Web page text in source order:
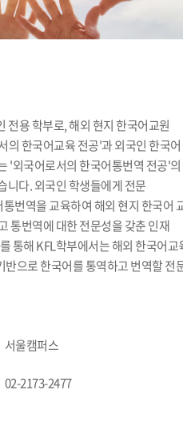
전용 학부로, 해외 현지 한국어교원
의 한국어교육 전공'과 외국인 한국어
'외국어로서의 한국어통번역 전공'
니다. 외국인 학생들에게 전문
번역을 교육하여 해외 현지 한국어
통번역에 대한 전문성을 갖춘 인재
통해 KFL학부에서는 해외 한국어교
으로 한국어를 통역하고 번역할 전
서울캠퍼스
02-2173-2477